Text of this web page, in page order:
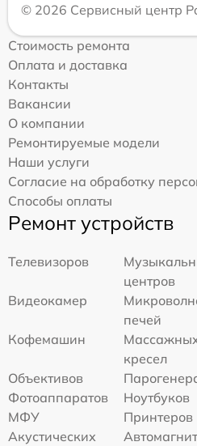
© 2026 Сервисный центр
Стоимость ремонта
Оплата и доставка
Контакты
Вакансии
О компании
Ремонтируемые модели
Наши услуги
Согласие на обработку
Способы оплаты
Ремонт устройств
Телевизоров
центров
Видеокамер
печей
Кофемашин
кресел
Объективов
Фотоаппаратов
Ноутбуков
МФУ
Принтеров
Акустических